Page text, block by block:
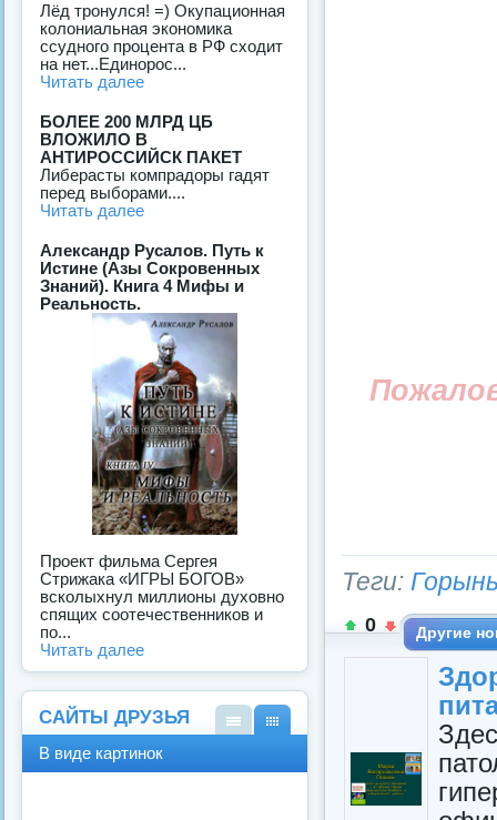
Теги:
0 Другие
Лёд тронулся! =) Окупационная
колониальная экономика
ссудного процента в РФ сходит
на нет...Единорос...
Читать далее
БОЛЕЕ 200 МЛРД ЦБ
ВЛОЖИЛО В
АНТИРОССИЙСК ПАКЕТ
Либерасты компрадоры гадят
перед выборами....
Читать далее
Александр Русалов. Путь к
Истине (Азы Сокровенных
Знаний). Книга 4 Мифы и
Реальность.
Проект фильма Сергея
Стрижака «ИГРЫ БОГОВ»
всколыхнул миллионы духовно
спящих соотечественников и
по...
Читать далее
САЙТЫ ДРУЗЬЯ
В виде картинок